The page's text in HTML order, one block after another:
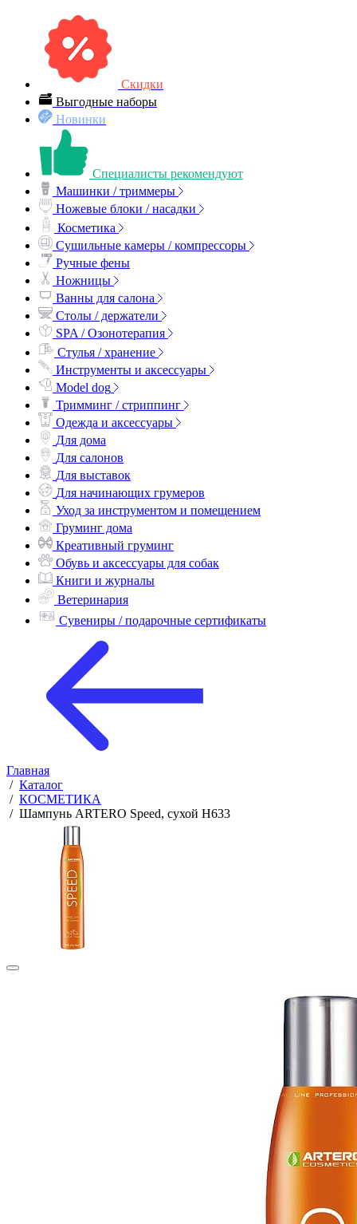
Скидки
Выгодные наборы
Новинки
Специалисты рекомендуют
Машинки / триммеры
Ножевые блоки / насадки
Косметика
Сушильные камеры / компрессоры
Ручные фены
Ножницы
Ванны для салона
Столы / держатели
SPA / Озонотерапия
Стулья / хранение
Инструменты и аксессуары
Model dog
Тримминг / стриппинг
Одежда и аксессуары
Для дома
Для салонов
Для выставок
Для начинающих грумеров
Уход за инструментом и помещением
Груминг дома
Креативный груминг
Обувь и аксессуары для собак
Книги и журналы
Ветеринария
Сувениры / подарочные сертификаты
Главная
/ Каталог
/ КОСМЕТИКА
/ Шампунь ARTERO Speed, сухой H633